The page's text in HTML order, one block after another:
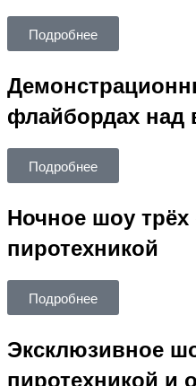
Подробнее
флайбордах над
Подробнее
Ночное шоу
пиротехникой
Подробнее
Эксклюзивное
пиротехникой и